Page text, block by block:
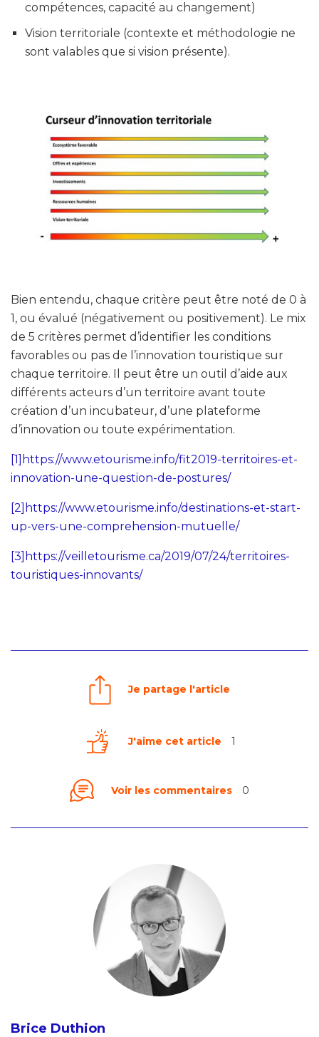
compétences, capacité au changement)
Vision territoriale (contexte et méthodologie ne
sont valables que si vision présente).
Bien entendu, chaque critère peut être noté de 0 à
1, ou évalué (négativement ou positivement). Le mix
de 5 critères permet d’identifier les conditions
favorables ou pas de l’innovation touristique sur
chaque territoire. Il peut être un outil d’aide aux
différents acteurs d’un territoire avant toute
création d’un incubateur, d’une plateforme
d’innovation ou toute expérimentation.
[1] https://www.etourisme.info/fit2019-territoires-et-
innovation-une-question-de-postures/
[2] https://www.etourisme.info/destinations-et-start-
up-vers-une-comprehension-mutuelle/
[3] https://veilletourisme.ca/2019/07/24/territoires-
touristiques-innovants/
Je partage l'article
J'aime cet article 1
Voir les commentaires 0
Brice Duthion